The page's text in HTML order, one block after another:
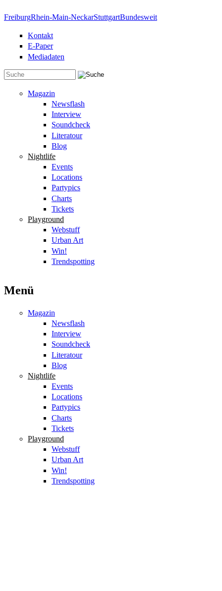
FreiburgRhein-Main-NeckarStuttgartBundesweit
Kontakt
E-Paper
Mediadaten
Magazin
Newsflash
Interview
Soundcheck
Literatour
Blog
Nightlife
Events
Locations
Partypics
Charts
Tickets
Playground
Webstuff
Urban Art
Win!
Trendspotting
Menü
Magazin
Newsflash
Interview
Soundcheck
Literatour
Blog
Nightlife
Events
Locations
Partypics
Charts
Tickets
Playground
Webstuff
Urban Art
Win!
Trendspotting